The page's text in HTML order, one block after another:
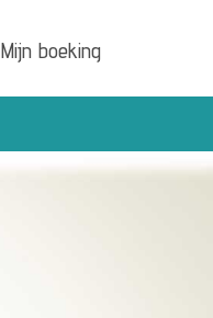
Mijn boeking